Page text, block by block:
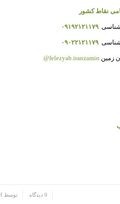
نقاط کشور
۰۹۱۹۲۱۲۱۱۷۹
۰۹۰۲۲۱۲۱۱۷۹
زمین felezyab.iranzamin@
0 دیدگاه توسط